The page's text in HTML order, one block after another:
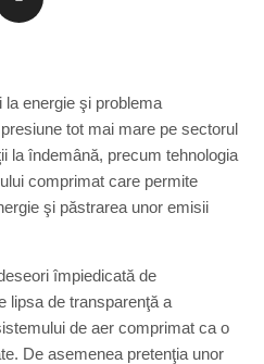
energie şi problema
tot mai mare pe sectorul
la îndemână, precum tehnologia
comprimat care permite
şi păstrarea unor emisii
împiedicată de
lipsa de transparenţă a
de aer comprimat ca o
De asemenea pretenţia unor